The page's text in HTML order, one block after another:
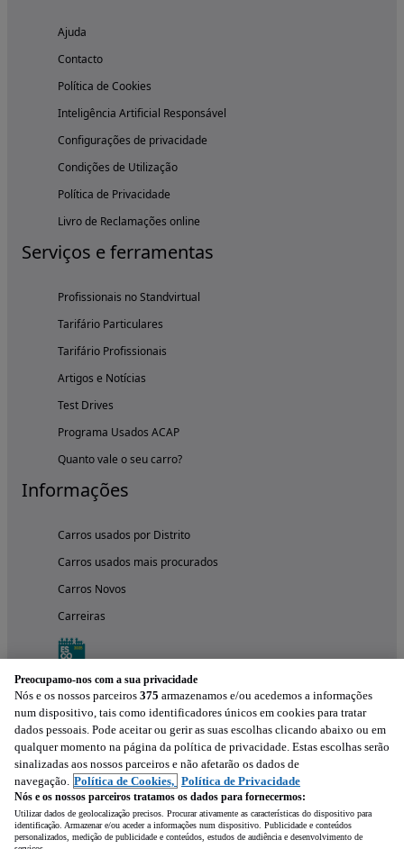
Ajuda
Contacto
Política de Cookies
Inteligência Artificial Responsável
Configurações de privacidade
Condições de Utilização
Política de Privacidade
Livro de Reclamações online
Serviços e ferramentas
Profissionais no Standvirtual
Tarifário Particulares
Tarifário Profissionais
Artigos e Notícias
Test Drives
Programa Usados ACAP
Quanto vale o seu carro?
Informações
Carros usados por Distrito
Carros usados mais procurados
Carros Novos
Carreiras
Experimenta a aplicação
Preocupamo-nos com a sua privacidade
Nós e os nossos parceiros 375 armazenamos e/ou acedemos a informações
num dispositivo, tais como identificadores únicos em cookies para tratar
dados pessoais. Pode aceitar ou gerir as suas escolhas clicando abaixo ou em
qualquer momento na página da política de privacidade. Estas escolhas serão
sinalizadas aos nossos parceiros e não afetarão os dados de
navegação. Política de Cookies, Política de Privacidade
Nós e os nossos parceiros tratamos os dados para fornecermos:
Utilizar dados de geolocalização precisos. Procurar ativamente as características do dispositivo para
identificação. Armazenar e/ou aceder a informações num dispositivo. Publicidade e conteúdos
personalizados, medição de publicidade e conteúdos, estudos de audiência e desenvolvimento de